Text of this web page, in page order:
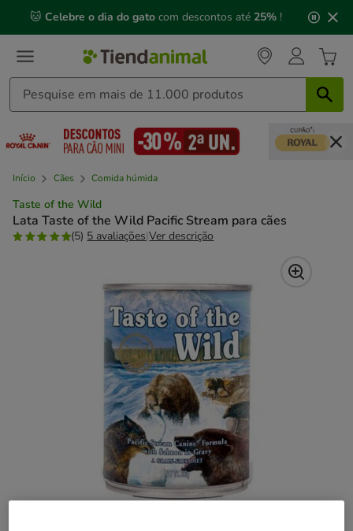
mensagem,
🐱 Celebre o dia do gato com descontos até 25% !
Início Cães Comida húmida
Taste of the Wild
Lata Taste of the Wild Pacific Stream para cães
(5) 5 avaliações|Ver descrição